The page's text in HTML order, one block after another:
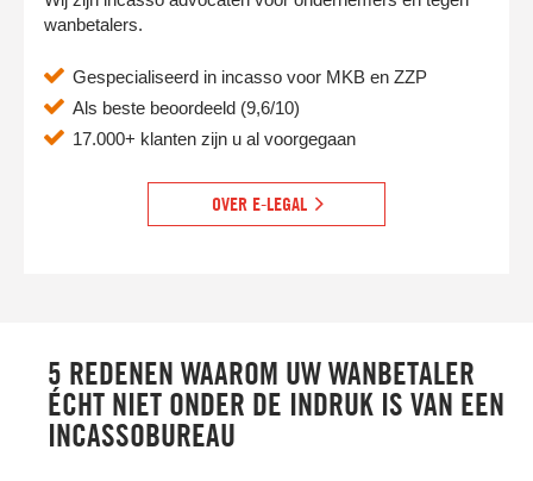
wanbetalers.
Gespecialiseerd in incasso voor MKB en ZZP
Als beste beoordeeld (9,6/10)
17.000+ klanten zijn u al voorgegaan
OVER E-LEGAL
5 REDENEN WAAROM UW WANBETALER
ÉCHT NIET ONDER DE INDRUK IS VAN EEN
INCASSOBUREAU